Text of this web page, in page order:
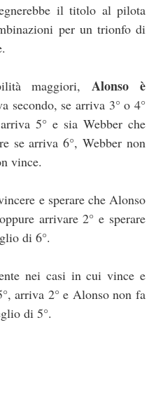
il titolo al pilota
per un trionfo di
maggiori, Alonso è
secondo, se arriva 3° o 4°
5° e sia Webber che
se arriva 6°, Webber non
vince.
e sperare che Alonso
arrivare 2° e sperare
di 6°.
nei casi in cui vince e
arriva 2° e Alonso non fa
di 5°.